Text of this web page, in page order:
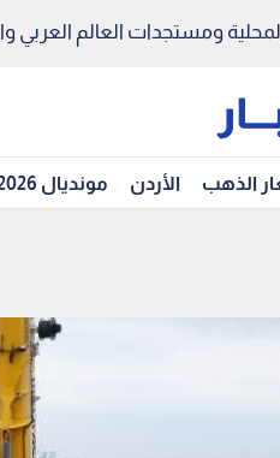
المحلية ومستجدات العالم العربي
الذهب الأردن مونديال 2026